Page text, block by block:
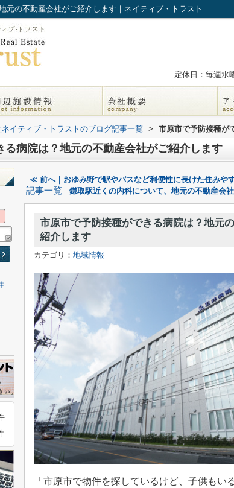
元の不動産会社がご紹介します｜ネイティブ・トラスト
定休日：毎週水
イティブ・トラストのブログ記事一覧 > 市原市で予防接種が
る病院は？地元の不動産会社がご紹介します
≪ 前へ｜おゆみ野で駅やバスなど利便性に長けた住みや
記事一覧 鎌取駅近くの内科について、地元の不動産会
市原市で予防接種ができる病院は？地元
紹介します
カテゴリ： 地域情報
「市原市で物件を探しているけど、子供もい